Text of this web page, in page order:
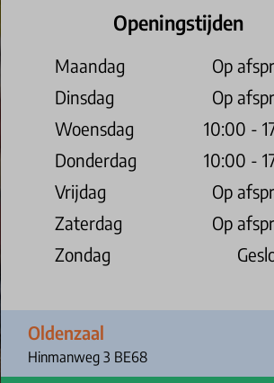
Openingstijden
Maandag
Op
Dinsdag
Op
Woensdag
10:00 -
Donderdag
10:00 -
Vrijdag
Op
Zaterdag
Op
Zondag
Oldenzaal
Hinmanweg 3 BE68